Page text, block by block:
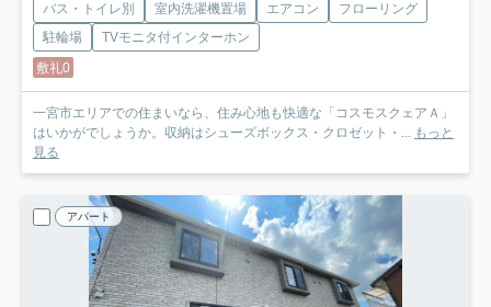
バス・トイレ別 室内洗濯機置場 エアコン
フローリング
駐輪場
TVモニタ付インターホン
敷礼0
一宮市エリアでの住まいなら、住み心地も快適な「コスモスクェアＡ」
はいかがでしょうか。収納はシューズボックス・クロゼット・... もっと
見る
アパート